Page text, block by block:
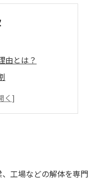
由とは？
ルと資格
工場などの解体を専門